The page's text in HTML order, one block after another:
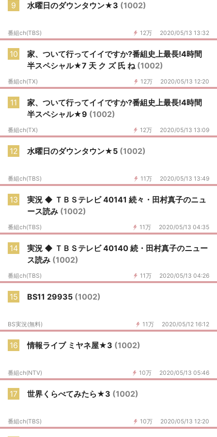
9 水曜日のダウンタウン★3 (1002)
12万 2020/05/13 13:32
番組ch(TBS)
10
家、ついて行ってイイですか?番組史上最長!4時間
半スペシャル★7 天 ク ズ 氏 ね (1002)
12万 2020/05/13 12:20
番組ch(TX)
11
家、ついて行ってイイですか?番組史上最長!4時間
半スペシャル★9 (1002)
12万 2020/05/13 13:09
番組ch(TX)
12 水曜日のダウンタウン★5 (1002)
11万 2020/05/13 13:49
番組ch(TBS)
13
実況 ◆ ＴＢＳテレビ 40141 続々・田村真子のニュ
ース読み (1002)
11万 2020/05/13 04:35
番組ch(TBS)
14
実況 ◆ ＴＢＳテレビ 40140 続・田村真子のニュー
ス読み (1002)
11万 2020/05/13 04:26
番組ch(TBS)
15 BS11 29935 (1002)
11万 2020/05/12 16:12
BS実況(無料)
16 情報ライブ ミヤネ屋★3 (1002)
10万 2020/05/13 05:46
番組ch(NTV)
17 世界くらべてみたら★3 (1002)
10万 2020/05/13 12:20
番組ch(TBS)